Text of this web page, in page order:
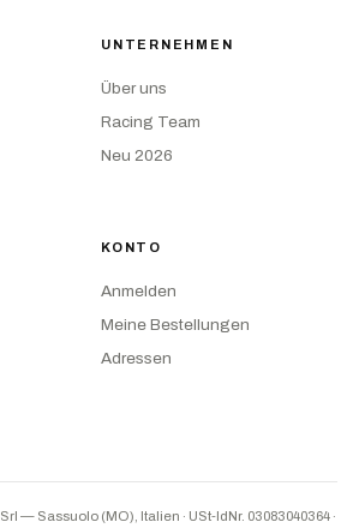
UNTERNEHMEN
Über uns
Racing Team
Neu 2026
KONTO
Anmelden
Meine Bestellungen
Adressen
— Sassuolo (MO), Italien · USt-IdNr. 03083040364 ·